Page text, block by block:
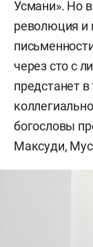
Усмани». Но
революция и
через сто с
предстанет
богословы
Максуди,